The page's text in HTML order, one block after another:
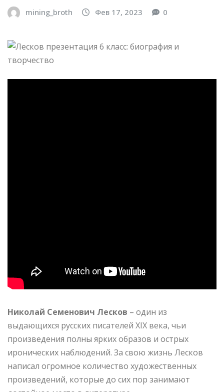
mining_broth Фев 17, 2023 0
Николай Семенович Лесков – один из
выдающихся русских писателей XIX века, чьи
произведения полны ярких образов и острых
иронических наблюдений. За свою жизнь Лесков
написал огромное количество художественных
произведений, которые до сих пор занимают